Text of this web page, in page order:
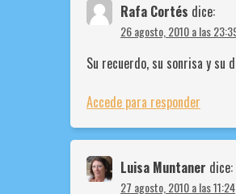
Rafa Cortés dice:
26 agosto, 2010 a las
Su recuerdo, su sonrisa y su
Accede para responder
Luisa Muntaner dice:
27 agosto, 2010 a las 11:24